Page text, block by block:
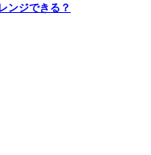
ンジできる？